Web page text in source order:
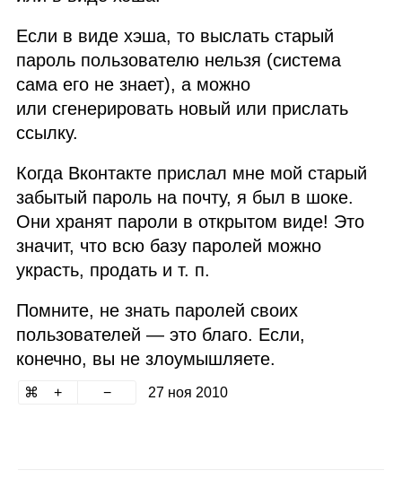
Если в виде хэша, то выслать старый
пароль пользователю нельзя (система
сама его не знает), а можно
или сгенерировать новый или прислать
ссылку.
Когда Вконтакте прислал мне мой старый
забытый пароль на почту, я был в шоке.
Они хранят пароли в открытом виде! Это
значит, что всю базу паролей можно
украсть, продать и т. п.
Помните, не знать паролей своих
пользователей — это благо. Если,
конечно, вы не злоумышляете.
27 ноя 2010